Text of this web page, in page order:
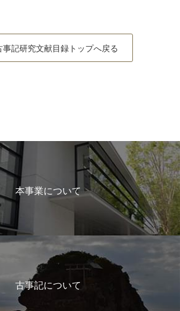
事記研究文献目録トップへ戻る
本事業について
古事記について